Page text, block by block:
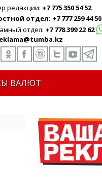
редакции: +7 775 350 54 52
отдел: +7 777 259 44 50
отдел: +7 778 399 22 62
ВАЛЮТ